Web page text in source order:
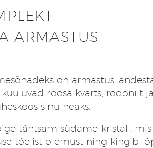
ARMASTUS
on armastus,
roosa kvarts, rodoniit ja
sinu heaks.
tähtsam südame kristall, mis
tõelist olemust ning kingib